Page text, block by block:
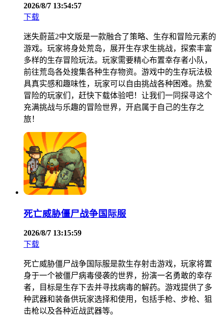
2026/8/7 13:54:57
下载
迷失蔚蓝2中文版是一款融合了策略、生存和冒险元素的
游戏。玩家将身处荒岛，展开生存求生挑战，探索丰富
多样的生存冒险玩法。玩家需要精心布置幸存者小队，
前往荒岛各处搜集各种生存物资。游戏中的生存玩法极
具真实感和趣味性，玩家可以自由挑战各种困难。热爱
冒险的玩家们，赶快下载体验吧！让我们一同探寻这个
充满挑战与乐趣的冒险世界，开启属于自己的生存之
旅！
死亡威胁僵尸战争国际服
2026/8/7 13:15:59
下载
死亡威胁僵尸战争国际服是款生存射击游戏，玩家将置
身于一个被僵尸病毒侵袭的世界，扮演一名勇敢的幸存
者，目标是生存下去并寻找病毒的解药。游戏提供了多
种武器和装备供玩家选择和使用，包括手枪、步枪、狙
击枪以及各种近战武器等。